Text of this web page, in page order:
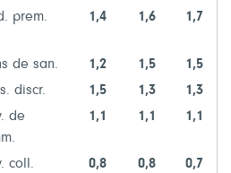
prem.
1,4 1,6 1,7
de san. 1,2 1,5
1,5
discr.
1,5 1,3
1,3
de
1,1 1,1 1,1
coll. 0,8 0,8
0,7